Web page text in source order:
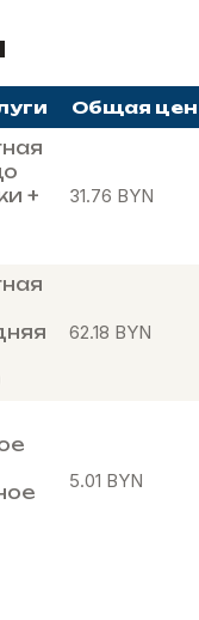
Общая
+
31.76 BYN
62.18 BYN
5.01 BYN